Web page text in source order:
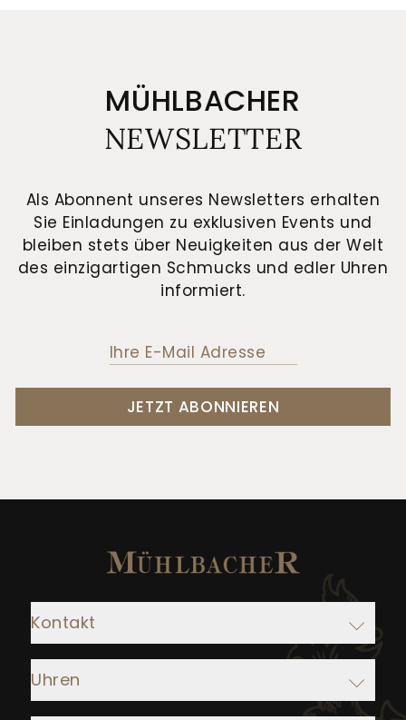
MÜHLBACHER
NEWSLETTER
Als Abonnent unseres Newsletters erhalten
Sie Einladungen zu exklusiven Events und
bleiben stets über Neuigkeiten aus der Welt
des einzigartigen Schmucks und edler Uhren
informiert.
JETZT ABONNIEREN
Kontakt
Adresse:
Uhren